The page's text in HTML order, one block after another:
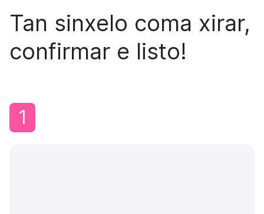
Tan sinxelo coma xirar,
confirmar e listo!
1